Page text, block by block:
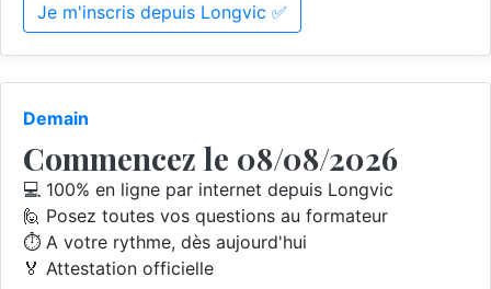
Je m'inscris depuis Longvic ✅
Demain
Commencez le 08/08/2026
💻 100% en ligne par internet depuis Longvic
🙋 Posez toutes vos questions au formateur
⏱️ A votre rythme, dès aujourd'hui
🏅 Attestation officielle